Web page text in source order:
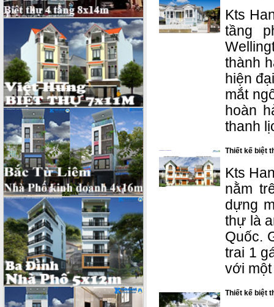
Kts
tầng
thành
hiện
mắt
hoàn
thanh
Thiết kế biệt
Kts
nằm
dựng
thự là
Quốc.
trai 1
với
Thiết kế biệt